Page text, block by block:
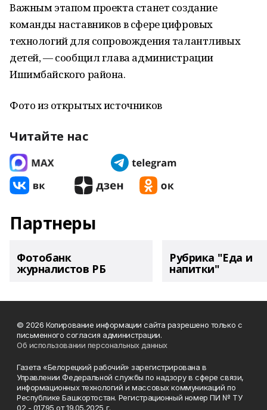
Важным этапом проекта станет создание
команды наставников в сфере цифровых
технологий для сопровождения талантливых
детей, — сообщил глава администрации
Ишимбайского района.
Фото из открытых источников
Читайте нас
Партнеры
Фотобанк
журналистов РБ
Рубрика "Еда и
напитки"
© 2026 Копирование информации сайта разрешено только с
письменного согласия администрации.
Об использовании персональных данных
Газета «Белорецкий рабочий» зарегистрирована в
Управлении Федеральной службы по надзору в сфере связи,
информационных технологий и массовых коммуникаций по
Республике Башкортостан. Регистрационный номер ПИ № ТУ
02 - 01795 от 19.05.2025 г.